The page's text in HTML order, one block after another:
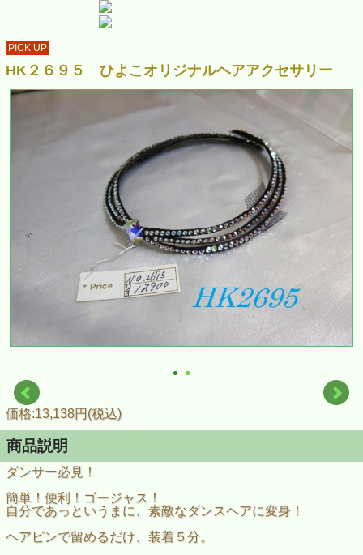
PICK UP
HK２６９５ ひよこオリジナルヘアアクセサリー
価格:13,138円(税込)
商品説明
ダンサー必見！
簡単！便利！ゴージャス！
自分であっというまに、素敵なダンスヘアに変身！
ヘアピンで留めるだけ、装着５分。